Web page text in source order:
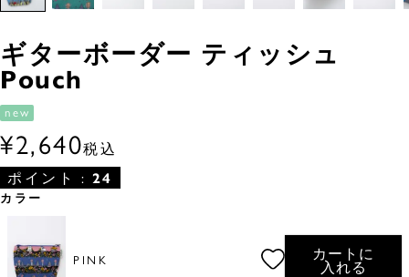
ギターボーダー ティッシュ
Pouch
new
¥2,640税込
ポイント : 24
カラー
PINK
カートに
入れる